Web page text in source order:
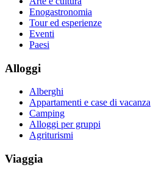
Enogastronomia
Tour ed esperienze
Eventi
Paesi
Alloggi
Alberghi
Appartamenti e case di vacanza
Camping
Alloggi per gruppi
Agriturismi
Viaggia